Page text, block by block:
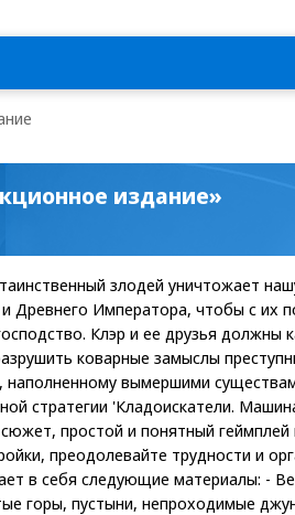
издание»
злодей уничтожает
Древнего Императора, чтобы с их
Клэр и ее друзья должны
коварные замыслы
наполненному вымершими
стратегии 'Кладоискатели.
простой и понятный геймплей
преодолевайте трудности и
в себя следующие материалы: -
горы, пустыни, непроходимые